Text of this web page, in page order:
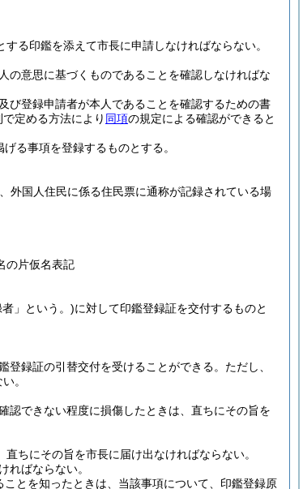
る印鑑を添えて市長に申請しなければならない。
の意思に基づくものであることを確認しなければな
び登録申請者が本人であることを確認するための書
定める方法により 同項の規定による確認ができると
る事項を登録するものとする。
外国人住民に係る住民票に通称が記録されている場
の片仮名表記
」という。)に対して印鑑登録証を交付するものと
録証の引替交付を受けることができる。 ただし、
。
認できない程度に損傷したときは、直ちにその旨を
ちにその旨を市長に届け出なければならない。
ればならない。
とを知ったときは、当該事項について、印鑑登録原